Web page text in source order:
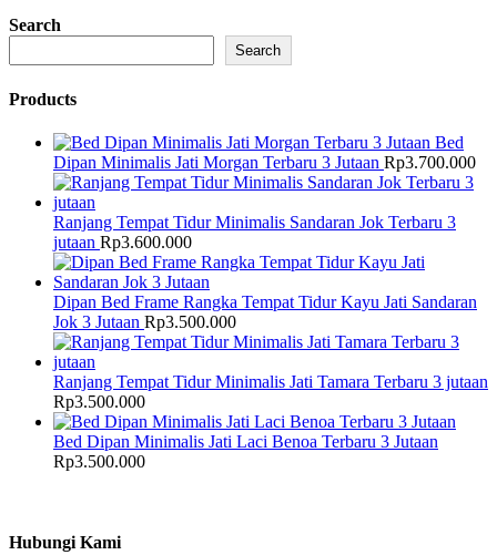
Search
Search
Products
Bed
Dipan Minimalis Jati Morgan Terbaru 3 Jutaan Rp3.700.000
Ranjang Tempat Tidur Minimalis Sandaran Jok Terbaru 3
jutaan Rp3.600.000
Dipan Bed Frame Rangka Tempat Tidur Kayu Jati Sandaran
Jok 3 Jutaan Rp3.500.000
Ranjang Tempat Tidur Minimalis Jati Tamara Terbaru 3 jutaan
Rp3.500.000
Bed Dipan Minimalis Jati Laci Benoa Terbaru 3 Jutaan
Rp3.500.000
Hubungi Kami